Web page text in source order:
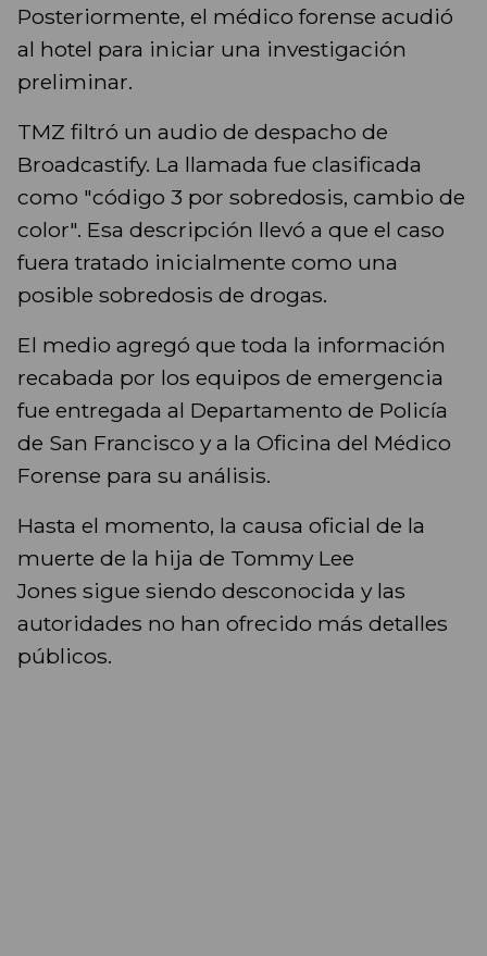
Posteriormente, el médico forense acudió
al hotel para iniciar una investigación
preliminar.
TMZ filtró un audio de despacho de
Broadcastify. La llamada fue clasificada
como "código 3 por sobredosis, cambio de
color". Esa descripción llevó a que el caso
fuera tratado inicialmente como una
posible sobredosis de drogas.
El medio agregó que toda la información
recabada por los equipos de emergencia
fue entregada al Departamento de Policía
de San Francisco y a la Oficina del Médico
Forense para su análisis.
Hasta el momento, la causa oficial de la
muerte de la hija de Tommy Lee
Jones sigue siendo desconocida y las
autoridades no han ofrecido más detalles
públicos.